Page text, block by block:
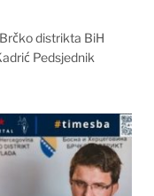
distrikta BiH
Pedsjednik